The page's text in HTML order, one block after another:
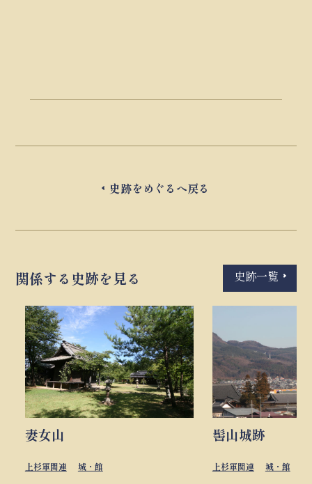
史跡をめぐるへ戻る
関係する史跡を見る 史跡一覧
妻女山
上杉軍関連 城・館
髻山城跡
上杉軍関連 城・館